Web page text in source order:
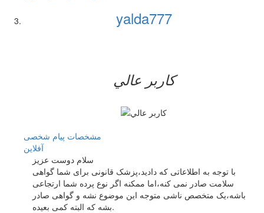
yalda777
کاربر عالي
مشخصات پیام شخصی
آفلاين
سلام دوست عزیز
با توجه به اطلاعاتی که دادید،پزشک قانونی برای شما گواهی
سلامت صادر نمی کنه،اما ممکنه اگر نوع پرده شما ارتجاعی
باشه،یک متخصص ناشی متوجه این موضوع نشه و گواهی صادر
بشه که البته کمی بعیده.